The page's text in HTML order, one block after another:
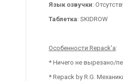
Язык озвучки:
Таблетка: SKIDROW
Особенности Repack'a:
* Ничего не вырезано/
* Repack by R.G.